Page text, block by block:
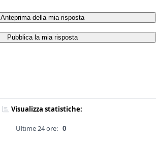
Anteprima della mia risposta
Pubblica la mia risposta
Visualizza statistiche:
Ultime 24 ore: 0